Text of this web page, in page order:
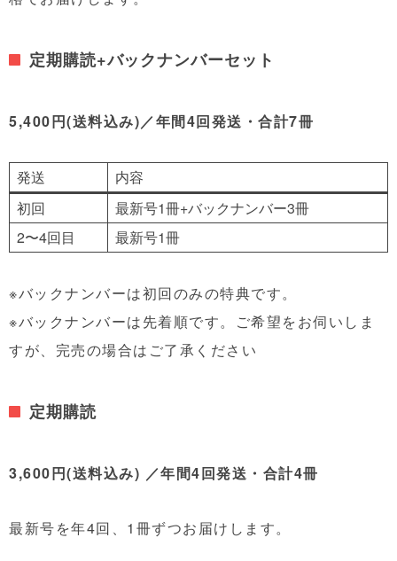
定期購読+バックナンバーセット
5,400円(送料込み)／年間4回発送・合計7冊
発送
内容
初回
最新号1冊+バックナンバー3冊
2〜4回目
最新号1冊
※バックナンバーは初回のみの特典です。
※バックナンバーは先着順です。ご希望をお伺いしま
すが、完売の場合はご了承ください
定期購読
3,600円(送料込み) ／年間4回発送・合計4冊
最新号を年4回、1冊ずつお届けします。